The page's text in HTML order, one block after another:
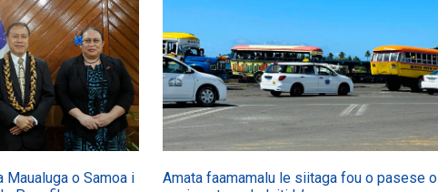
Maualuga o Samoa i
Amata faamamalu le siitaga fou o pasese o